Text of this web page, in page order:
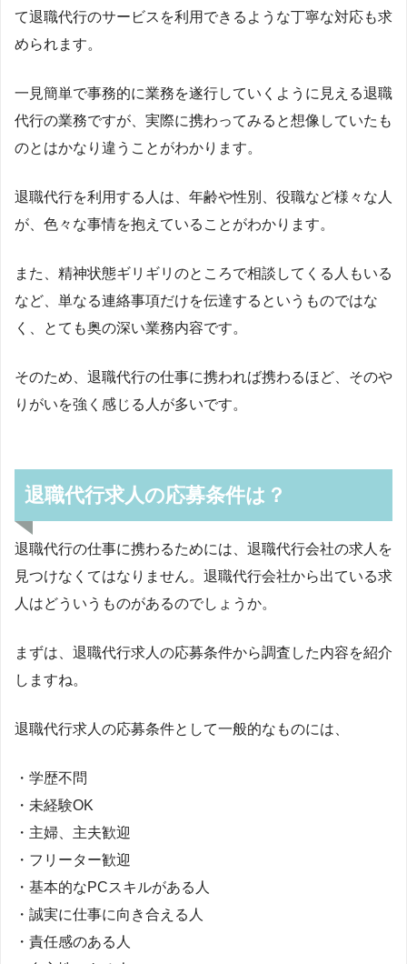
て退職代行のサービスを利用できるような丁寧な対応も求
められます。
一見簡単で事務的に業務を遂行していくように見える退職
代行の業務ですが、実際に携わってみると想像していたも
のとはかなり違うことがわかります。
退職代行を利用する人は、年齢や性別、役職など様々な人
が、色々な事情を抱えていることがわかります。
また、精神状態ギリギリのところで相談してくる人もいる
など、単なる連絡事項だけを伝達するというものではな
く、とても奥の深い業務内容です。
そのため、退職代行の仕事に携われば携わるほど、そのや
りがいを強く感じる人が多いです。
退職代行求人の応募条件は？
退職代行の仕事に携わるためには、退職代行会社の求人を
見つけなくてはなりません。退職代行会社から出ている求
人はどういうものがあるのでしょうか。
まずは、退職代行求人の応募条件から調査した内容を紹介
しますね。
退職代行求人の応募条件として一般的なものには、
・学歴不問
・未経験OK
・主婦、主夫歓迎
・フリーター歓迎
・基本的なPCスキルがある人
・誠実に仕事に向き合える人
・責任感のある人